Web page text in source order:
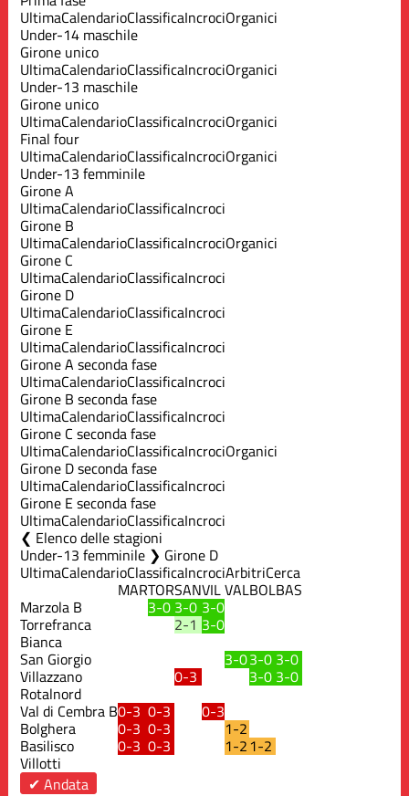
UltimaCalendarioClassificaIncrociOrganici
Under-14 maschile
Girone unico
UltimaCalendarioClassificaIncrociOrganici
Under-13 maschile
Girone unico
UltimaCalendarioClassificaIncrociOrganici
Final four
UltimaCalendarioClassificaIncrociOrganici
Under-13 femminile
Girone A
UltimaCalendarioClassificaIncroci
Girone B
UltimaCalendarioClassificaIncrociOrganici
Girone C
UltimaCalendarioClassificaIncroci
Girone D
UltimaCalendarioClassificaIncroci
Girone E
UltimaCalendarioClassificaIncroci
Girone A seconda fase
UltimaCalendarioClassificaIncroci
Girone B seconda fase
UltimaCalendarioClassificaIncroci
Girone C seconda fase
UltimaCalendarioClassificaIncrociOrganici
Girone D seconda fase
UltimaCalendarioClassificaIncroci
Girone E seconda fase
UltimaCalendarioClassificaIncroci
Elenco delle stagioni
Under-13 femminile ❯ Girone D
UltimaCalendarioClassificaIncrociArbitriCerca
MARTORSANVILVALBOLBAS
Marzola B 3-0 3-0 3-0
Torrefranca
Bianca
2-1 3-0
San Giorgio
3-03-0 3-0
Villazzano
Rotalnord
0-3 3-0 3-0
Val di Cembra B0-3 0-3 0-3
Bolghera 0-3 0-3 1-2
Basilisco
Villotti
0-3 0-3 1-2 1-2
✔ Andata